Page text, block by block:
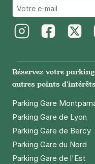
Réservez votre
autres points
Parking Gare
Parking Gare de Lyon
Parking Gare de Bercy
Parking Gare du Nord
Parking Gare de l'Est